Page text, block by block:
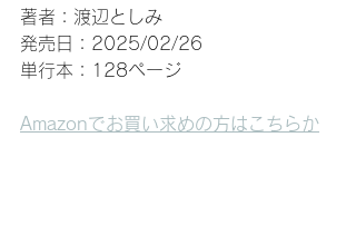
著者：渡辺としみ
発売日：2025/02/26
単行本：128ページ
Amazonでお買い求めの方はこちらか